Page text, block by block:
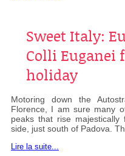
Sweet Italy:
Colli Euganei
holiday
Motoring down the
Florence, I am sure many
peaks that rise
side, just south of Padova.
Lire la suite...